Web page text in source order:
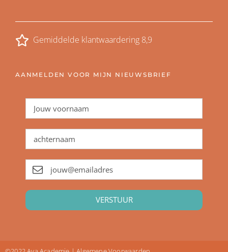
Gemiddelde klantwaardering 8,9
AANMELDEN VOOR MIJN NIEUWSBRIEF
VERSTUUR